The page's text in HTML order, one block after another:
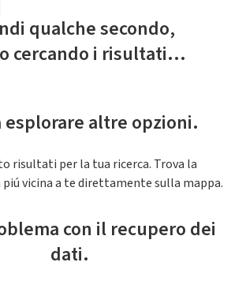
qualche secondo,
cercando i risultati...
esplorare altre opzioni.
risultati per la tua ricerca. Trova la
vicina a te direttamente sulla mappa.
con il recupero dei
dati.